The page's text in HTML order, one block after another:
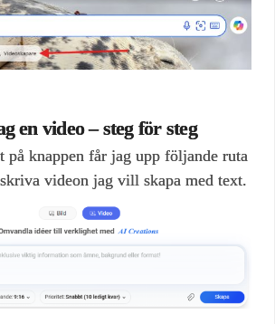
en video – steg för steg
på knappen får jag upp följande ruta
videon jag vill skapa med text.